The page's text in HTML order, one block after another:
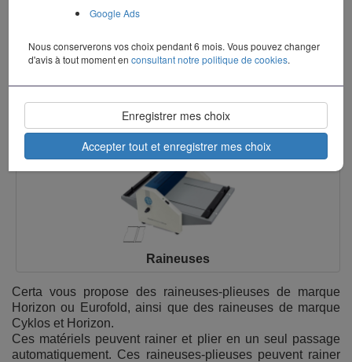
Google Ads
Nous conserverons vos choix pendant 6 mois. Vous pouvez changer
d'avis à tout moment enconsultant notre politique de cookies.
Enregistrer mes choix
Accepter tout et enregistrer mes choix
Raineuses Plieuses
Raineuses
Certa vous propose des raineuses-plieuses de marque
Horizon ou Eurofold, ainsi que des raineuses de marque
Cyklos et Horizon.
Ces matériels peuvent rainer et plier en un seul passage
automatiquement. Ces raineuses-plieuses peuvent rainer